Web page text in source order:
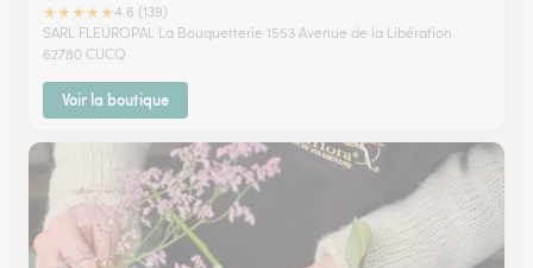
★★★★★4.6 (139)
SARL FLEUROPAL La Bouquetterie 1553 Avenue de la Libération
62780 CUCQ
Voir la boutique